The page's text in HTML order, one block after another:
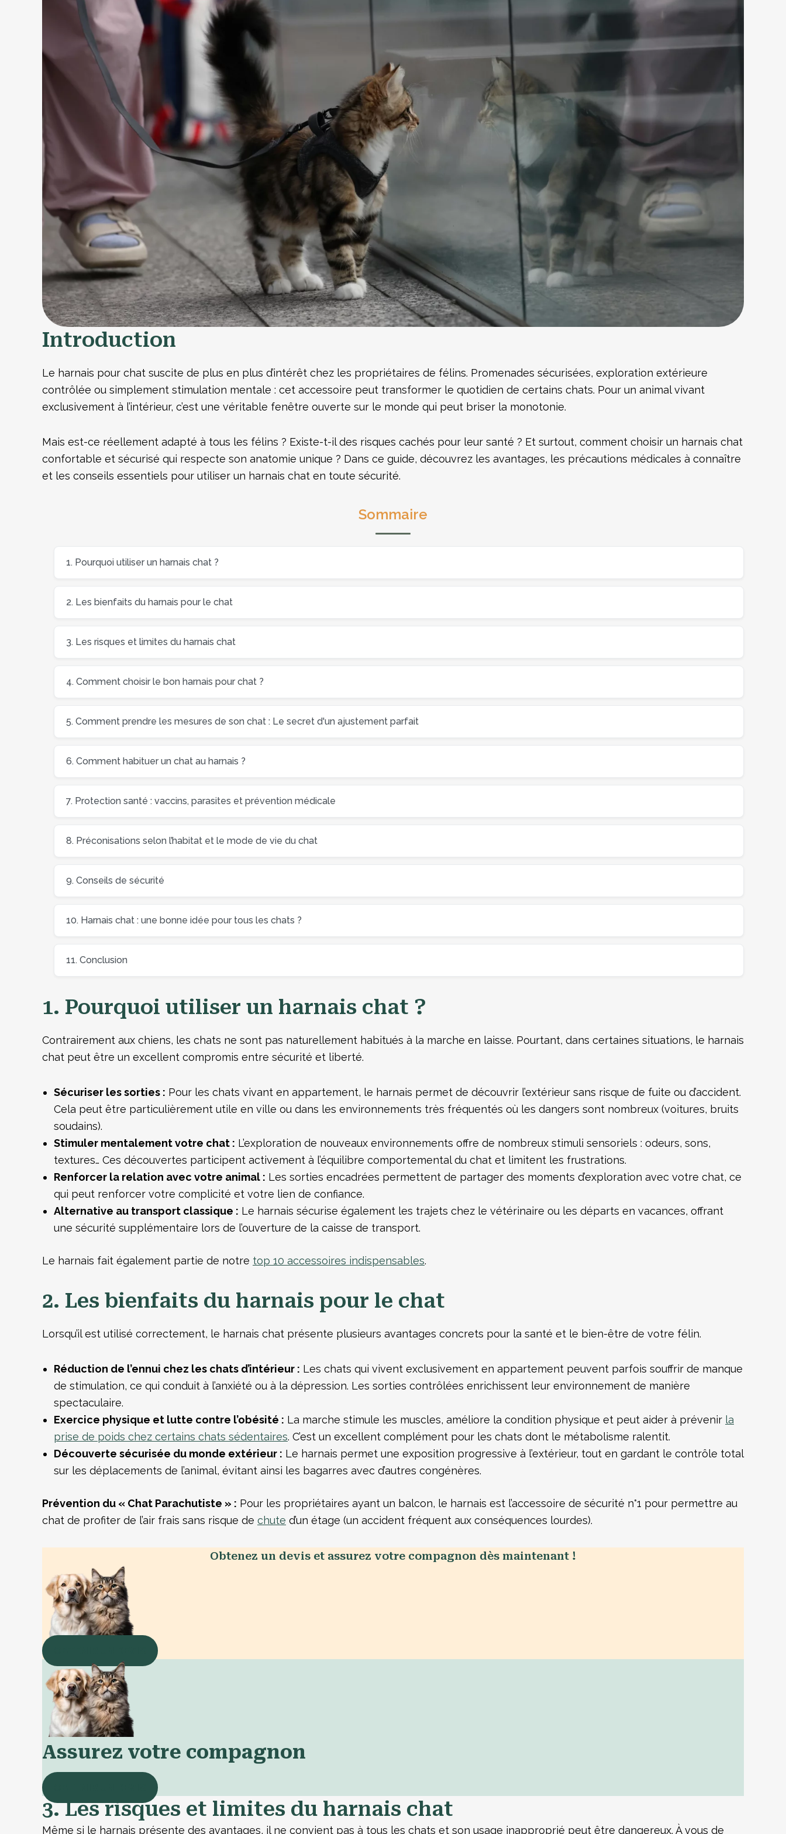
Introduction
Le harnais pour chat suscite de plus en plus d’intérêt chez les propriétaires de félins. Promenades sécurisées, exploration extérieure
contrôlée ou simplement stimulation mentale : cet accessoire peut transformer le quotidien de certains chats. Pour un animal vivant
exclusivement à l’intérieur, c’est une véritable fenêtre ouverte sur le monde qui peut briser la monotonie.
Mais est-ce réellement adapté à tous les félins ? Existe-t-il des risques cachés pour leur santé ? Et surtout, comment choisir un harnais chat
confortable et sécurisé qui respecte son anatomie unique ? Dans ce guide, découvrez les avantages, les précautions médicales à connaître
et les conseils essentiels pour utiliser un harnais chat en toute sécurité.
Sommaire
1. Pourquoi utiliser un harnais chat ?
2. Les bienfaits du harnais pour le chat
3. Les risques et limites du harnais chat
4. Comment choisir le bon harnais pour chat ?
5. Comment prendre les mesures de son chat : Le secret d'un ajustement parfait
6. Comment habituer un chat au harnais ?
7. Protection santé : vaccins, parasites et prévention médicale
8. Préconisations selon l’habitat et le mode de vie du chat
9. Conseils de sécurité
10. Harnais chat : une bonne idée pour tous les chats ?
11. Conclusion
1. Pourquoi utiliser un harnais chat ?
Contrairement aux chiens, les chats ne sont pas naturellement habitués à la marche en laisse. Pourtant, dans certaines situations, le harnais
chat peut être un excellent compromis entre sécurité et liberté.
Sécuriser les sorties : Pour les chats vivant en appartement, le harnais permet de découvrir l’extérieur sans risque de fuite ou d’accident.
Cela peut être particulièrement utile en ville ou dans les environnements très fréquentés où les dangers sont nombreux (voitures, bruits
soudains).
Stimuler mentalement votre chat : L’exploration de nouveaux environnements offre de nombreux stimuli sensoriels : odeurs, sons,
textures… Ces découvertes participent activement à l’équilibre comportemental du chat et limitent les frustrations.
Renforcer la relation avec votre animal : Les sorties encadrées permettent de partager des moments d’exploration avec votre chat, ce
qui peut renforcer votre complicité et votre lien de confiance.
Alternative au transport classique : Le harnais sécurise également les trajets chez le vétérinaire ou les départs en vacances, offrant
une sécurité supplémentaire lors de l’ouverture de la caisse de transport.
Le harnais fait également partie de notre top 10 accessoires indispensables.
2. Les bienfaits du harnais pour le chat
Lorsqu’il est utilisé correctement, le harnais chat présente plusieurs avantages concrets pour la santé et le bien-être de votre félin.
Réduction de l’ennui chez les chats d’intérieur : Les chats qui vivent exclusivement en appartement peuvent parfois souffrir de manque
de stimulation, ce qui conduit à l’anxiété ou à la dépression. Les sorties contrôlées enrichissent leur environnement de manière
spectaculaire.
Exercice physique et lutte contre l’obésité : La marche stimule les muscles, améliore la condition physique et peut aider à prévenir la
prise de poids chez certains chats sédentaires. C’est un excellent complément pour les chats dont le métabolisme ralentit.
Découverte sécurisée du monde extérieur : Le harnais permet une exposition progressive à l’extérieur, tout en gardant le contrôle total
sur les déplacements de l’animal, évitant ainsi les bagarres avec d’autres congénères.
Prévention du « Chat Parachutiste » : Pour les propriétaires ayant un balcon, le harnais est l’accessoire de sécurité n°1 pour permettre au
chat de profiter de l’air frais sans risque de chute d’un étage (un accident fréquent aux conséquences lourdes).
Obtenez un devis et assurez votre compagnon dès maintenant !
Assurez votre compagnon
3. Les risques et limites du harnais chat
Même si le harnais présente des avantages, il ne convient pas à tous les chats et son usage inapproprié peut être dangereux. À vous de